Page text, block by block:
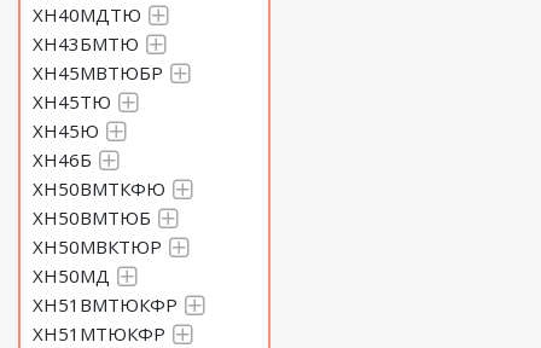
ХН40МДТЮ
ХН43БМТЮ
ХН45МВТЮБР
ХН45ТЮ
ХН45Ю
ХН46Б
ХН50ВМТКФЮ
ХН50ВМТЮБ
ХН50МВКТЮР
ХН50МД
ХН51ВМТЮКФР
ХН51МТЮКФР